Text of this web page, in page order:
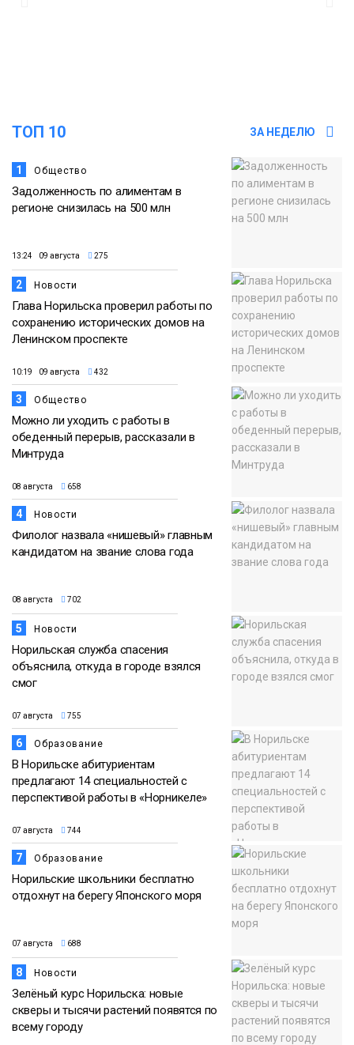
Спорт
ТОП 10 ЗА НЕДЕЛЮ
1 Общество
Задолженность по алиментам в
регионе снизилась на 500 млн
13:24 09 августа 275
2 Новости
Глава Норильска проверил работы по
сохранению исторических домов на
Ленинском проспекте
10:19 09 августа 432
3 Общество
Можно ли уходить с работы в
обеденный перерыв, рассказали в
Минтруда
08 августа 658
4 Новости
Филолог назвала «нишевый» главным
кандидатом на звание слова года
08 августа 702
5 Новости
Норильская служба спасения
объяснила, откуда в городе взялся
смог
07 августа 755
6 Образование
В Норильске абитуриентам
предлагают 14 специальностей с
перспективой работы в «Норникеле»
07 августа 744
7 Образование
Норильские школьники бесплатно
отдохнут на берегу Японского моря
07 августа 688
8 Новости
Зелёный курс Норильска: новые
скверы и тысячи растений появятся по
всему городу